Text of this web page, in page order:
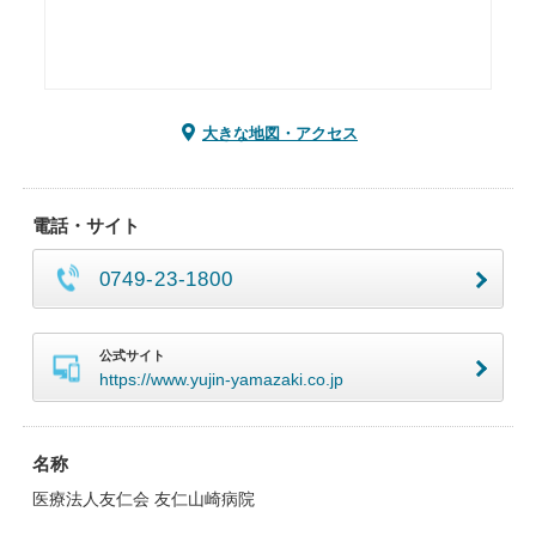
大きな地図・アクセス
電話・サイト
0749-23-1800
公式サイト
https://www.yujin-yamazaki.co.jp
名称
医療法人友仁会 友仁山崎病院